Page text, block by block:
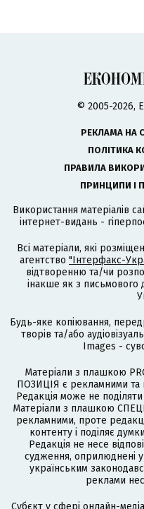
© 2005-2026,
РЕКЛАМА НА
ПОЛІТИКА
ПРАВИЛА
ПРИНЦИПИ І
Використання матеріалів
інтернет-видань -
Всі матеріали, які
агентство "Інтерфакс-
відтворенню та/чи
інакше як з письмового
Будь-яке копіювання,
творів та/або
Images -
Матеріали з плашкою
ПОЗИЦІЯ є рекламними та
Редакція може не
Матеріали з плашкою
рекламними, проте
контенту і поділяє
Редакція не несе
судження, оприлюднені у
українським
реклами